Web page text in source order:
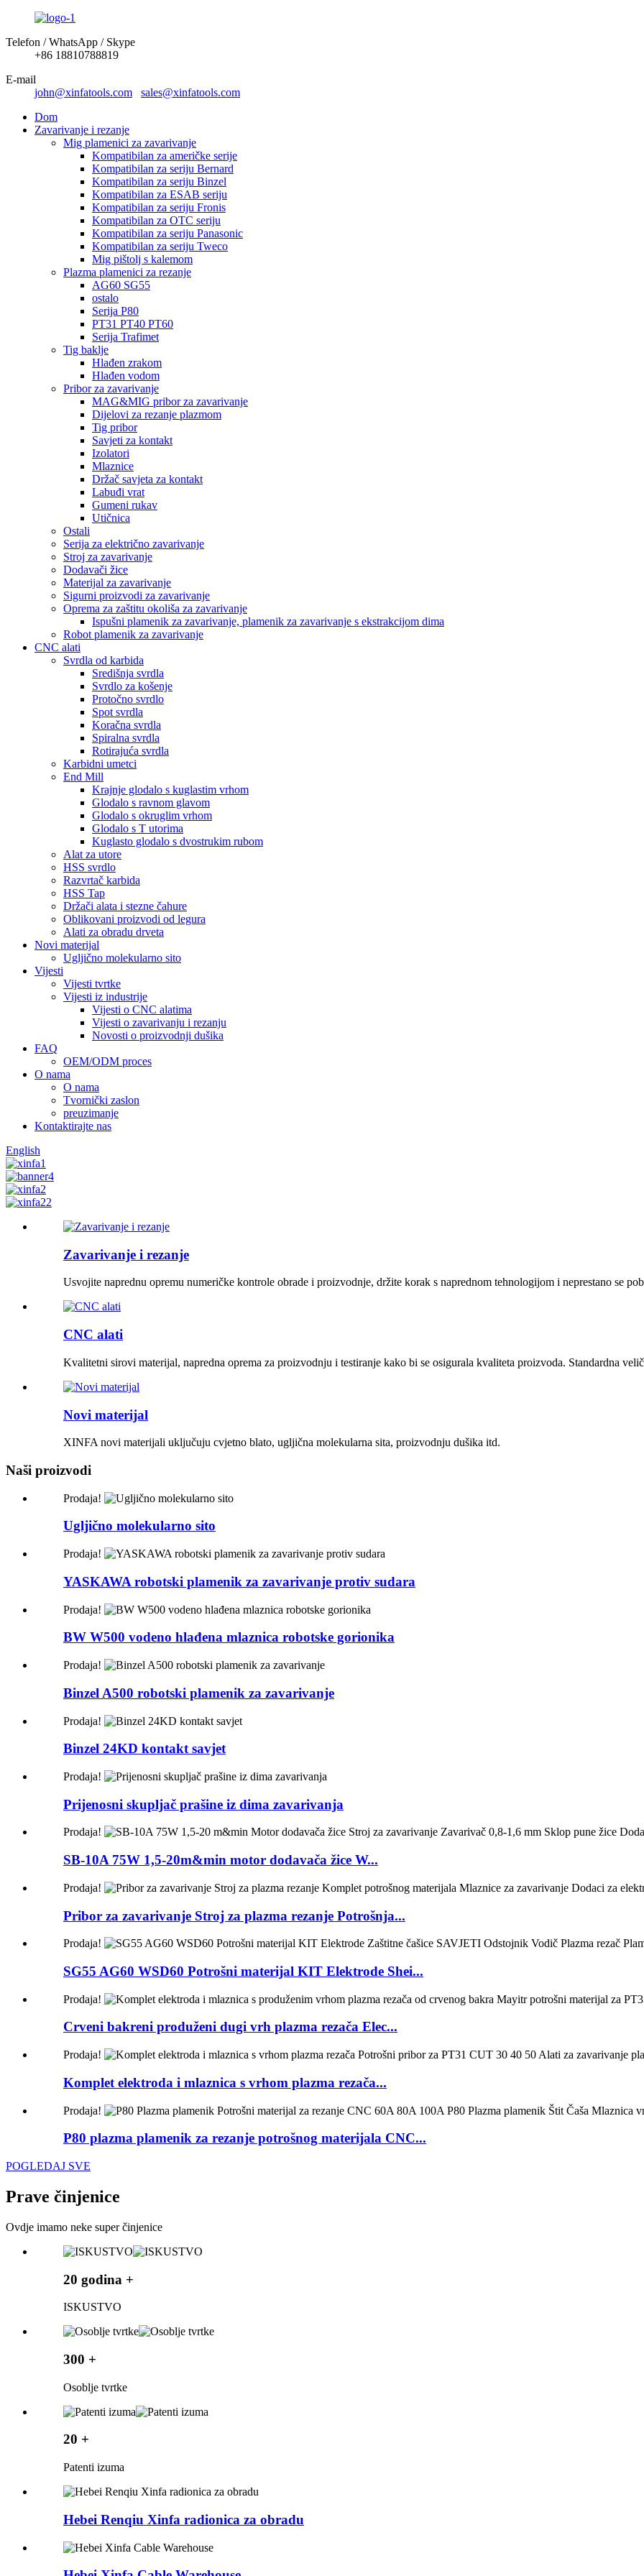
Telefon / WhatsApp / Skype
+86 18810788819
E-mail
john@xinfatools.com
sales@xinfatools.com
Dom
Zavarivanje i rezanje
Mig plamenici za zavarivanje
Kompatibilan za američke serije
Kompatibilan za seriju Bernard
Kompatibilan za seriju Binzel
Kompatibilan za ESAB seriju
Kompatibilan za seriju Fronis
Kompatibilan za OTC seriju
Kompatibilan za seriju Panasonic
Kompatibilan za seriju Tweco
Mig pištolj s kalemom
Plazma plamenici za rezanje
AG60 SG55
ostalo
Serija P80
PT31 PT40 PT60
Serija Trafimet
Tig baklje
Hlađen zrakom
Hlađen vodom
Pribor za zavarivanje
MAG&MIG pribor za zavarivanje
Dijelovi za rezanje plazmom
Tig pribor
Savjeti za kontakt
Izolatori
Mlaznice
Držač savjeta za kontakt
Labuđi vrat
Gumeni rukav
Utičnica
Ostali
Serija za električno zavarivanje
Stroj za zavarivanje
Dodavači žice
Materijal za zavarivanje
Sigurni proizvodi za zavarivanje
Oprema za zaštitu okoliša za zavarivanje
Ispušni plamenik za zavarivanje, plamenik za zavarivanje s ekstrakcijom dima
Robot plamenik za zavarivanje
CNC alati
Svrdla od karbida
Središnja svrdla
Svrdlo za košenje
Protočno svrdlo
Spot svrdla
Koračna svrdla
Spiralna svrdla
Rotirajuća svrdla
Karbidni umetci
End Mill
Krajnje glodalo s kuglastim vrhom
Glodalo s ravnom glavom
Glodalo s okruglim vrhom
Glodalo s T utorima
Kuglasto glodalo s dvostrukim rubom
Alat za utore
HSS svrdlo
Razvrtač karbida
HSS Tap
Držači alata i stezne čahure
Oblikovani proizvodi od legura
Alati za obradu drveta
Novi materijal
Ugljično molekularno sito
Vijesti
Vijesti tvrtke
Vijesti iz industrije
Vijesti o CNC alatima
Vijesti o zavarivanju i rezanju
Novosti o proizvodnji dušika
FAQ
OEM/ODM proces
O nama
O nama
Tvornički zaslon
preuzimanje
Kontaktirajte nas
English
Zavarivanje i rezanje
Usvojite naprednu opremu numeričke kontrole obrade i proizvodnje, držite korak s naprednom tehnologijom i neprestano se
CNC alati
Kvalitetni sirovi materijal, napredna oprema za proizvodnju i testiranje kako bi se osigurala kvaliteta proizvoda. Standardna
Novi materijal
XINFA novi materijali uključuju cvjetno blato, ugljična molekularna sita, proizvodnju dušika itd.
Naši proizvodi
Prodaja!
Ugljično molekularno sito
Prodaja!
YASKAWA robotski plamenik za zavarivanje protiv sudara
Prodaja!
BW W500 vodeno hlađena mlaznica robotske gorionika
Prodaja!
Binzel A500 robotski plamenik za zavarivanje
Prodaja!
Binzel 24KD kontakt savjet
Prodaja!
Prijenosni skupljač prašine iz dima zavarivanja
Prodaja!
SB-10A 75W 1,5-20m&min motor dodavača žice W...
Prodaja!
Pribor za zavarivanje Stroj za plazma rezanje Potrošnja...
Prodaja!
SG55 AG60 WSD60 Potrošni materijal KIT Elektrode Shei...
Prodaja!
Crveni bakreni produženi dugi vrh plazma rezača Elec...
Prodaja!
Komplet elektroda i mlaznica s vrhom plazma rezača...
Prodaja!
P80 plazma plamenik za rezanje potrošnog materijala CNC...
POGLEDAJ SVE
Prave činjenice
Ovdje imamo neke super činjenice
20 godina +
ISKUSTVO
300 +
Osoblje tvrtke
20 +
Patenti izuma
Hebei Renqiu Xinfa radionica za obradu